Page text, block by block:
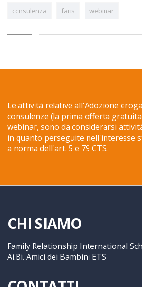
consulenza faris webinar
Le attività relative all'Adozione
consulenze (la prima offerta
webinar, sono da considerarsi
in quanto perseguite nell'interesse
a norma dell'art. 5 e 79 CTS.
CHI SIAMO
Family Relationship International
Ai.Bi. Amici dei Bambini ETS